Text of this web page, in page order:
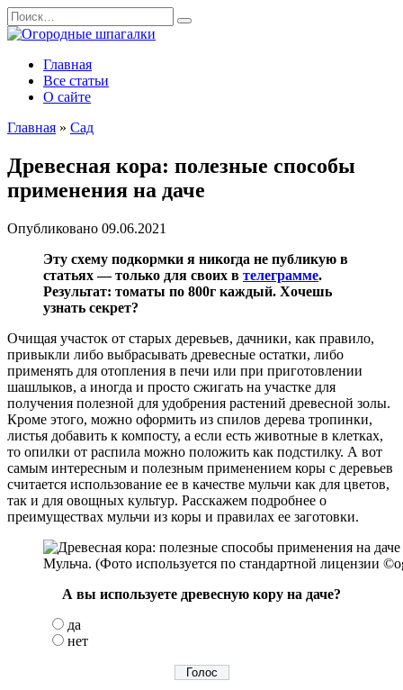
Перейти
к
содержанию
Search
for:
Главная
Все статьи
О сайте
Главная » Сад
Древесная кора: полезные способы
применения на даче
Опубликовано 09.06.2021
Эту схему подкормки я никогда не публикую в
статьях — только для своих в телеграмме.
Результат: томаты по 800г каждый. Хочешь
узнать секрет?
Очищая участок от старых деревьев, дачники, как правило,
привыкли либо выбрасывать древесные остатки, либо
применять для отопления в печи или при приготовлении
шашлыков, а иногда и просто сжигать на участке для
получения полезной для удобрения растений древесной золы.
Кроме этого, можно оформить из спилов дерева тропинки,
листья добавить к компосту, а если есть животные в клетках,
то опилки от распила можно положить как подстилку. А вот
самым интересным и полезным применением коры с деревьев
считается использование ее в качестве мульчи как для цветов,
так и для овощных культур. Расскажем подробнее о
преимуществах мульчи из коры и правилах ее заготовки.
Мульча. (Фото используется по стандартной лицензии
А вы используете древесную кору на даче?
да
нет